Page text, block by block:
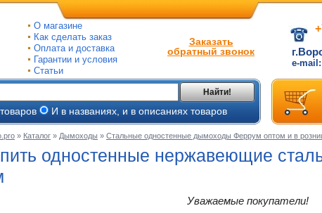
О магазине
Как сделать заказ
Оплата и доставка
Гарантии и условия
Статьи
Заказать
обратный звонок
e-
Найти!
И в названиях, и в описаниях товаров
» Каталог » Дымоходы » Стальные одностенные дымоходы Феррум оптом и в
одностенные нержавеющие
Уважаемые покупатели!